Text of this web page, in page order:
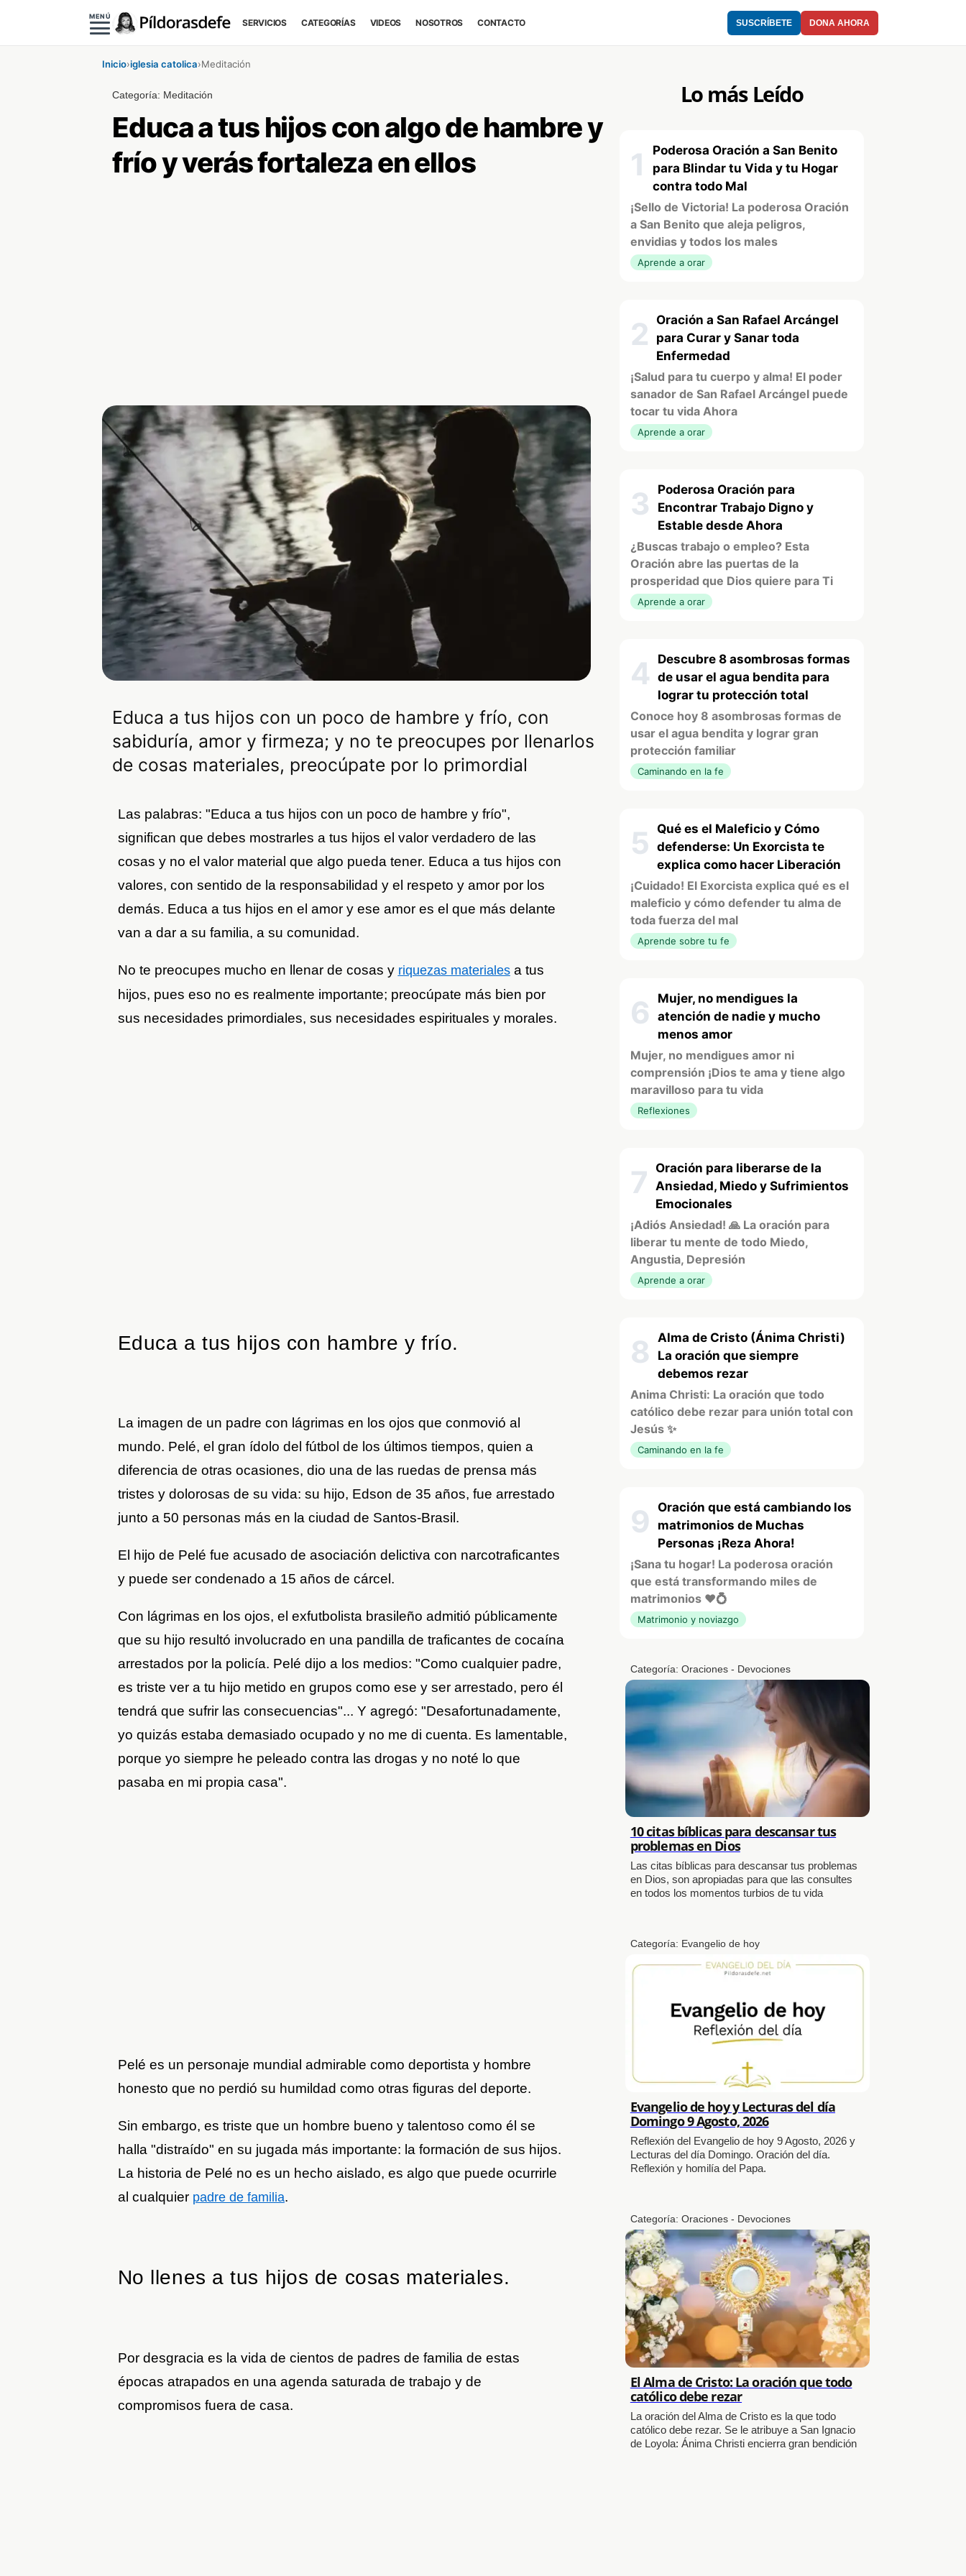
MENÚ
SERVICIOS CATEGORÍAS VIDEOS NOSOTROS CONTACTO SUSCRÍBETE DONA AHORA
Inicio›iglesia catolica›Meditación
Categoría: Meditación
Educa a tus hijos con algo de hambre y
frío y verás fortaleza en ellos
Educa a tus hijos con un poco de hambre y frío, con
sabiduría, amor y firmeza; y no te preocupes por llenarlos
de cosas materiales, preocúpate por lo primordial
Las palabras: "Educa a tus hijos con un poco de hambre y frío",
significan que debes mostrarles a tus hijos el valor verdadero de las
cosas y no el valor material que algo pueda tener. Educa a tus hijos con
valores, con sentido de la responsabilidad y el respeto y amor por los
demás. Educa a tus hijos en el amor y ese amor es el que más delante
van a dar a su familia, a su comunidad.
No te preocupes mucho en llenar de cosas y riquezas materialesa tus
hijos, pues eso no es realmente importante; preocúpate más bien por
sus necesidades primordiales, sus necesidades espirituales y morales.
Educa a tus hijos con hambre y frío.
La imagen de un padre con lágrimas en los ojos que conmovió al
mundo. Pelé, el gran ídolo del fútbol de los últimos tiempos, quien a
diferencia de otras ocasiones, dio una de las ruedas de prensa más
tristes y dolorosas de su vida: su hijo, Edson de 35 años, fue arrestado
junto a 50 personas más en la ciudad de Santos-Brasil.
El hijo de Pelé fue acusado de asociación delictiva con narcotraficantes
y puede ser condenado a 15 años de cárcel.
Con lágrimas en los ojos, el exfutbolista brasileño admitió públicamente
que su hijo resultó involucrado en una pandilla de traficantes de cocaína
arrestados por la policía. Pelé dijo a los medios: "Como cualquier padre,
es triste ver a tu hijo metido en grupos como ese y ser arrestado, pero él
tendrá que sufrir las consecuencias"... Y agregó: "Desafortunadamente,
yo quizás estaba demasiado ocupado y no me di cuenta. Es lamentable,
porque yo siempre he peleado contra las drogas y no noté lo que
pasaba en mi propia casa".
Pelé es un personaje mundial admirable como deportista y hombre
honesto que no perdió su humildad como otras figuras del deporte.
Sin embargo, es triste que un hombre bueno y talentoso como él se
halla "distraído" en su jugada más importante: la formación de sus hijos.
La historia de Pelé no es un hecho aislado, es algo que puede ocurrirle
al cualquier padre de familia.
No llenes a tus hijos de cosas materiales.
Por desgracia es la vida de cientos de padres de familia de estas
épocas atrapados en una agenda saturada de trabajo y de
compromisos fuera de casa.
Lo más Leído
1
Poderosa Oración a San Benito
para Blindar tu Vida y tu Hogar
contra todo Mal
¡Sello de Victoria! La poderosa Oración
a San Benito que aleja peligros,
envidias y todos los males
Aprende a orar
2 Oración a San Rafael Arcángel
para Curar y Sanar toda
Enfermedad
¡Salud para tu cuerpo y alma! El poder
sanador de San Rafael Arcángel puede
tocar tu vida Ahora
Aprende a orar
3
Poderosa Oración para
Encontrar Trabajo Digno y
Estable desde Ahora
¿Buscas trabajo o empleo? Esta
Oración abre las puertas de la
prosperidad que Dios quiere para Ti
Aprende a orar
4
Descubre 8 asombrosas formas
de usar el agua bendita para
lograr tu protección total
Conoce hoy 8 asombrosas formas de
usar el agua bendita y lograr gran
protección familiar
Caminando en la fe
5 Qué es el Maleficio y Cómo
defenderse: Un Exorcista te
explica como hacer Liberación
¡Cuidado! El Exorcista explica qué es el
maleficio y cómo defender tu alma de
toda fuerza del mal
Aprende sobre tu fe
6
Mujer, no mendigues la
atención de nadie y mucho
menos amor
Mujer, no mendigues amor ni
comprensión ¡Dios te ama y tiene algo
maravilloso para tu vida
Reflexiones
7 Oración para liberarse de la
Ansiedad, Miedo y Sufrimientos
Emocionales
¡Adiós Ansiedad! 🙏 La oración para
liberar tu mente de todo Miedo,
Angustia, Depresión
Aprende a orar
8
Alma de Cristo (Ánima Christi)
La oración que siempre
debemos rezar
Anima Christi: La oración que todo
católico debe rezar para unión total con
Jesús ✨
Caminando en la fe
9
Oración que está cambiando los
matrimonios de Muchas
Personas ¡Reza Ahora!
¡Sana tu hogar! La poderosa oración
que está transformando miles de
matrimonios ❤️💍
Matrimonio y noviazgo
Categoría: Oraciones - Devociones
10 citas bíblicas para descansar tus
problemas en Dios
Las citas bíblicas para descansar tus problemas
en Dios, son apropiadas para que las consultes
en todos los momentos turbios de tu vida
Categoría: Evangelio de hoy
Evangelio de hoy y Lecturas del día
Domingo 9 Agosto, 2026
Reflexión del Evangelio de hoy 9 Agosto, 2026 y
Lecturas del día Domingo. Oración del día.
Reflexión y homilía del Papa.
Categoría: Oraciones - Devociones
El Alma de Cristo: La oración que todo
católico debe rezar
La oración del Alma de Cristo es la que todo
católico debe rezar. Se le atribuye a San Ignacio
de Loyola: Ánima Christi encierra gran bendición